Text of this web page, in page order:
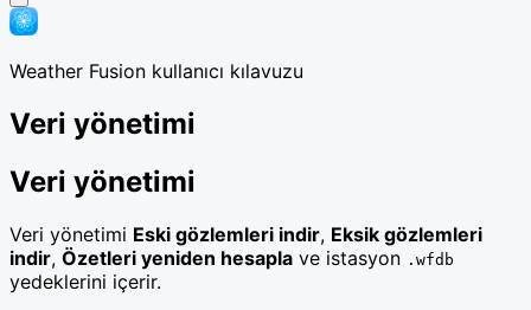
Weather Fusion kullanıcı kılavuzu
Veri yönetimi
Veri yönetimi
Veri yönetimi Eski gözlemleri indir, Eksik gözlemleri
indir, Özetleri yeniden hesapla ve istasyon .wfdb
yedeklerini içerir.